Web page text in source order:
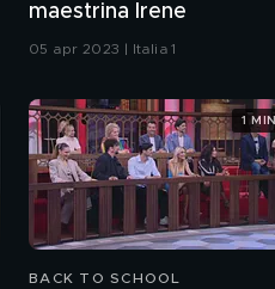
maestrina Irene
05 apr 2023 | Italia 1
BACK TO SCHOOL
1 MIN